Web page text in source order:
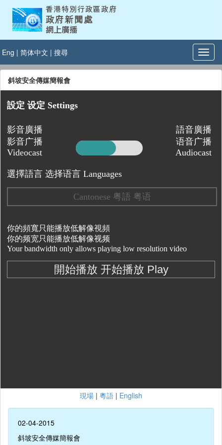
Eng | 简体中文 | 搜尋
斜坡安全傳媒簡報會
現場 | 粵語 | English
02-04-2015
斜坡安全傳媒簡報會